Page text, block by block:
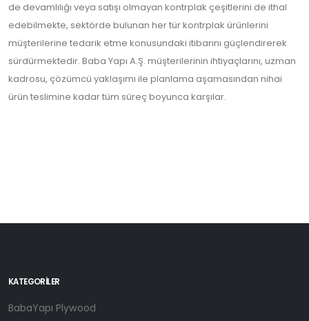
de devamlılığı veya satışı olmayan kontrplak çeşitlerini de ithal
edebilmekte, sektörde bulunan her tür kontrplak ürünlerini
müşterilerine tedarik etme konusundaki itibarını güçlendirerek
sürdürmektedir. Baba Yapı A.Ş. müşterilerinin ihtiyaçlarını, uzman
kadrosu, çözümcü yaklaşımı ile planlama aşamasından nihai
ürün teslimine kadar tüm süreç boyunca karşılar.
KATEGORILER
BabaYapı Plywood